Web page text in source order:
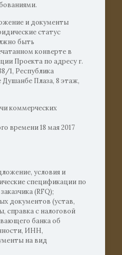
и документы
статус
быть
конверте в
Проекта по адресу г.
1, Республика
Плаза, 8 этаж,
коммерческих
времени 18 мая 2017
условия и
спецификации по
(RFQ);
документов (устав,
справка с налоговой
банка об
ИНН,
на вид